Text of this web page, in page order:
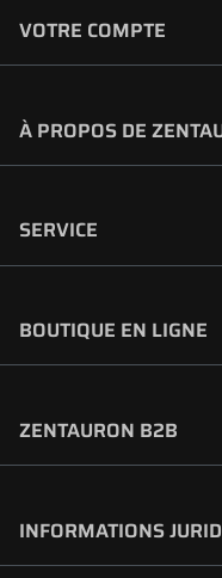
VOTRE COMPTE
À PROPOS DE
SERVICE
BOUTIQUE EN LIGNE
ZENTAURON B2B
INFORMATIONS